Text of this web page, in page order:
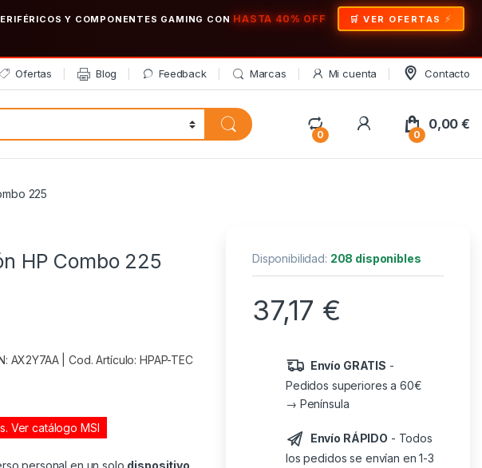
Y COMPONENTES GAMING CON HASTA 40% OFF 🛒 VER OFERTAS
Ofertas Blog Feedback Marcas Mi cuenta Contacto
0
My Account
0
0,00€
225
HP Combo 225
AX2Y7AA | Cod. Artículo: HPAP-TEC
Ver catálogo MSI
Disponibilidad: 208 disponibles
37,17 €
Envío GRATIS -
Pedidos superiores a 60€
→ Península
Envío RÁPIDO - Todos
los pedidos se envían en 1-3